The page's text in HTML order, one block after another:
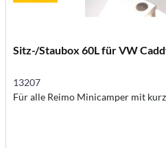
Sitz-/Staubox 60L für VW
13207
Für alle Reimo Minicamper mit